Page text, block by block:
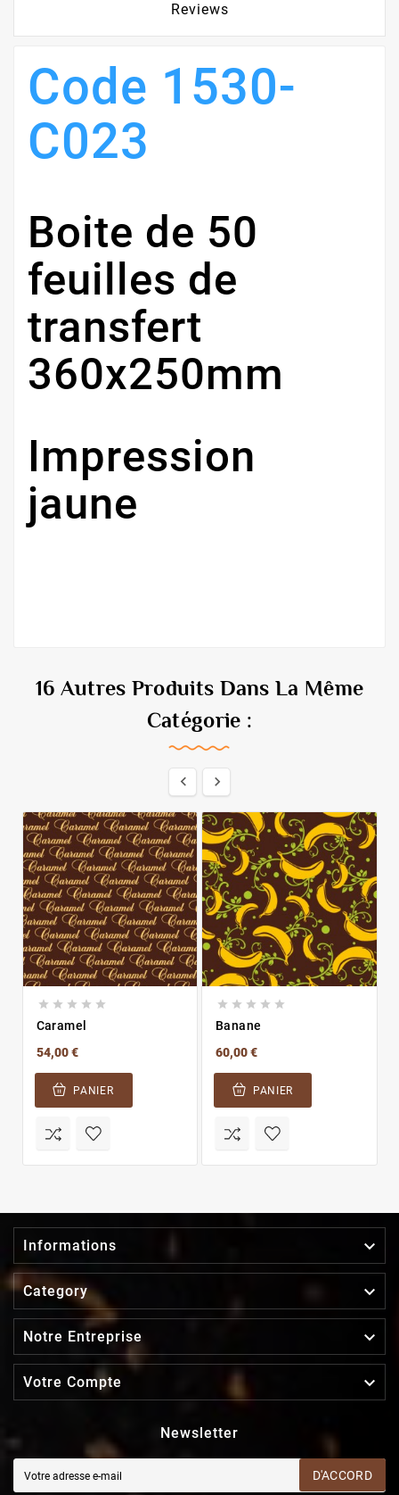
Reviews
Code 1530-
C023
Boite de 50
feuilles de
transfert
360x250mm
Impression
jaune
16 Autres Produits Dans La Même
Catégorie :
 
    
Caramel
54,00 €
PANIER
    
Banane
60,00 €
PANIER
Informations 
Category 
Notre Entreprise 
Votre Compte 
Newsletter
D'ACCORD